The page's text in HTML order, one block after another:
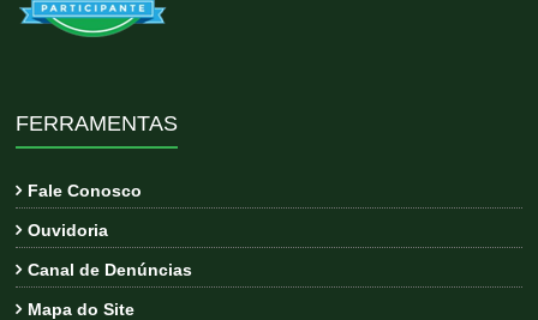
FERRAMENTAS
Fale Conosco
Ouvidoria
Canal de Denúncias
Mapa do Site